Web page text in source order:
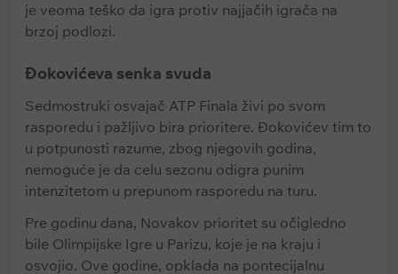
je veoma teško da igra protiv najjačih igrača na
brzoj podlozi.
Đokovićeva senka svuda
Sedmostruki osvajač ATP Finala živi po svom
rasporedu i pažljivo bira prioritere. Đokovićev tim to
u potpunosti razume, zbog njegovih godina,
nemoguće je da celu sezonu odigra punim
intenzitetom u prepunom rasporedu na turu.
Pre godinu dana, Novakov prioritet su očigledno
bile Olimpijske Igre u Parizu, koje je na kraju i
osvojio. Ove godine, opklada na pontecijalnu